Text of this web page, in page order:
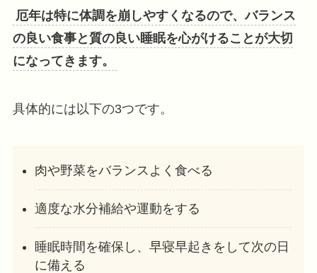
厄年は特に体調を崩しやすくなるので、バランス
の良い食事と質の良い睡眠を心がけることが大切
になってきます。
具体的には以下の3つです。
肉や野菜をバランスよく食べる
適度な水分補給や運動をする
睡眠時間を確保し、早寝早起きをして次の日
に備える